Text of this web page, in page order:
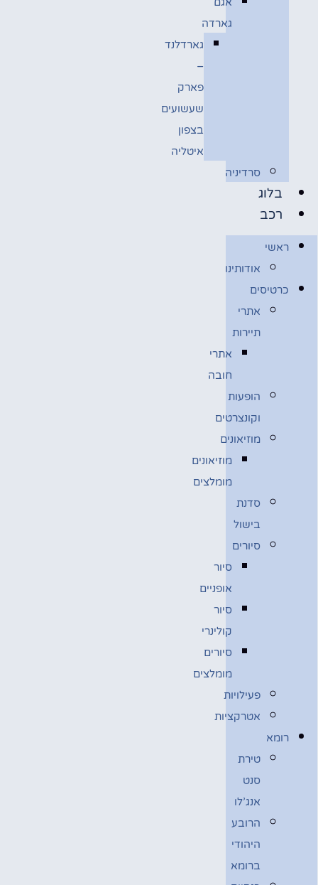
גארדה
גארדלנד
–
פארק
שעשועים
בצפון
איטליה
סרדיניה
בלוג
רכב
ראשי
אודותינו
כרטיסים
אתרי
תיירות
אתרי
חובה
הופעות
וקונצרטים
מוזיאונים
מוזיאונים
מומלצים
סדנת
בישול
סיורים
סיור
אופניים
סיור
קולינרי
סיורים
מומלצים
פעילויות
אטרקציות
רומא
טירת
סנט
אנג’לו
הרובע
היהודי
ברומא